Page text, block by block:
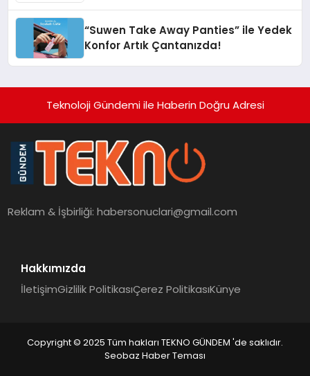
“Suwen Take Away Panties” ile Yedek
Konfor Artık Çantanızda!
Teknoloji Gündemi ile Haberin Doğru Adresi
Reklam & İşbirliği:habersonuclari@gmail.com
Hakkımızda
İletişimGizlilik PolitikasıÇerez PolitikasıKünye
Copyright © 2025 Tüm hakları TEKNO GÜNDEM 'de saklıdır.
Seobaz Haber Teması